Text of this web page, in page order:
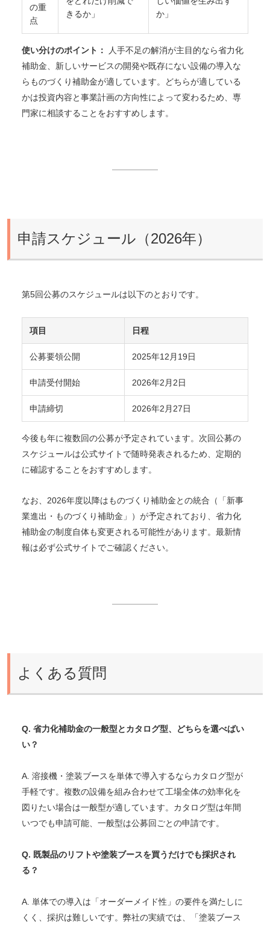
の重
点
きるか」
か」
使い分けのポイント：
人手不足の解消が主目的なら省力化
補助金、新しいサービスの開発や既存にない設備の導入な
らものづくり補助金が適しています。どちらが適している
かは投資内容と事業計画の方向性によって変わるため、専
門家に相談することをおすすめします。
申請スケジュール（2026年）
第5回公募のスケジュールは以下のとおりです。
項目 日程
公募要領公開 2025年12月19日
申請受付開始 2026年2月2日
申請締切 2026年2月27日
今後も年に複数回の公募が予定されています。次回公募の
スケジュールは公式サイトで随時発表されるため、定期的
に確認することをおすすめします。
なお、2026年度以降はものづくり補助金との統合（「新事
業進出・ものづくり補助金」）が予定されており、省力化
補助金の制度自体も変更される可能性があります。最新情
報は必ず公式サイトでご確認ください。
よくある質問
Q. 省力化補助金の一般型とカタログ型、どちらを選べばい
い？
A. 溶接機・塗装ブースを単体で導入するならカタログ型が
手軽です。複数の設備を組み合わせて工場全体の効率化を
図りたい場合は一般型が適しています。カタログ型は年間
いつでも申請可能、一般型は公募回ごとの申請です。
Q. 既製品のリフトや塗装ブースを買うだけでも採択され
る？
A. 単体での導入は「オーダーメイド性」の要件を満たしに
くく、採択は難しいです。弊社の実績では、「塗装ブース